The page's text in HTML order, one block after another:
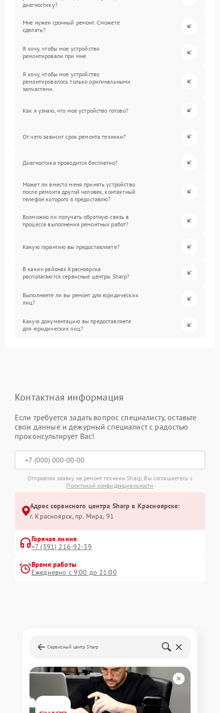
диагностику?
Мне нужен срочный ремонт. Сможете
сделать?
Я хочу, чтобы мое устройство
ремонтировали при мне.
Я хочу, чтобы мое устройство
ремонтировалось только оригинальными
запчастями.
Как я узнаю, что мое устройство готово?
От чего зависит срок ремонта техники?
Диагностика проводится бесплатно?
Может ли вместо меня принять устройство
после ремонта другой человек, контактный
телефон которого я предоставлю?
Возможно ли получать обратную связь в
процессе выполнения ремонтных работ?
Какую гарантию вы предоставляете?
В каких районах Красноярска
располагаются сервисные центры Sharp?
Выполняете ли вы ремонт для юридических
лиц?
Какую документацию вы предоставляете
для юридических лиц?
Контактная информация
Если требуется задать вопрос специалисту, оставьте
свои данные и дежурный специалист с радостью
проконсультирует Вас!
Отправляя заявку на ремонт техники Sharp, Вы соглашаетесь с
Политикой конфиденциальности
Адрес сервисного центра Sharp в Красноярске:
г. Красноярск, ​пр. Мира, 91
Горячая линия
+7 (391) 216-92-39
Время работы
Ежедневно с 9:00 до 21:00
Сервисный центр Sharp